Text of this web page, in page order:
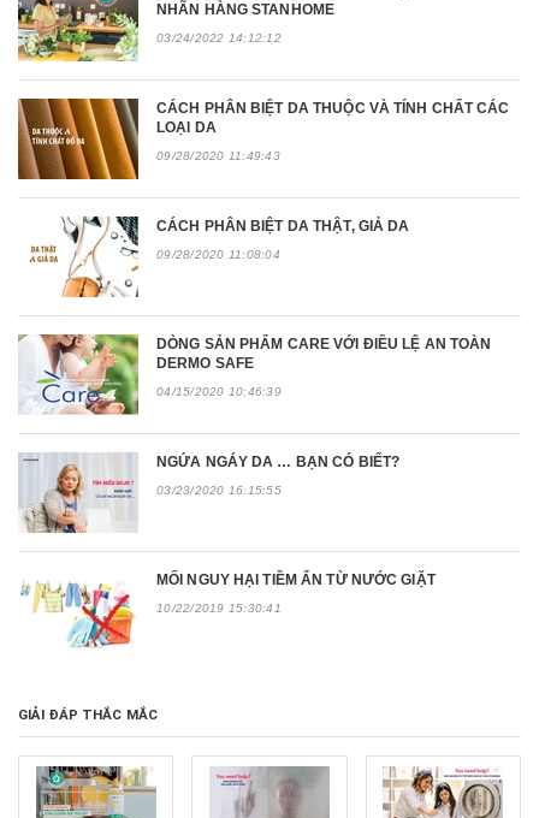
NHÃN HÀNG STANHOME
03/24/2022 14:12:12
CÁCH PHÂN BIỆT DA THUỘC VÀ TÍNH CHẤT CÁC
LOẠI DA
09/28/2020 11:49:43
CÁCH PHÂN BIỆT DA THẬT, GIẢ DA
09/28/2020 11:08:04
DÒNG SẢN PHẨM CARE VỚI ĐIỀU LỆ AN TOÀN
DERMO SAFE
04/15/2020 10:46:39
NGỨA NGÁY DA … BẠN CÓ BIẾT?
03/23/2020 16:15:55
MỐI NGUY HẠI TIỀM ẨN TỪ NƯỚC GIẶT
10/22/2019 15:30:41
GIẢI ĐÁP THẮC MẮC